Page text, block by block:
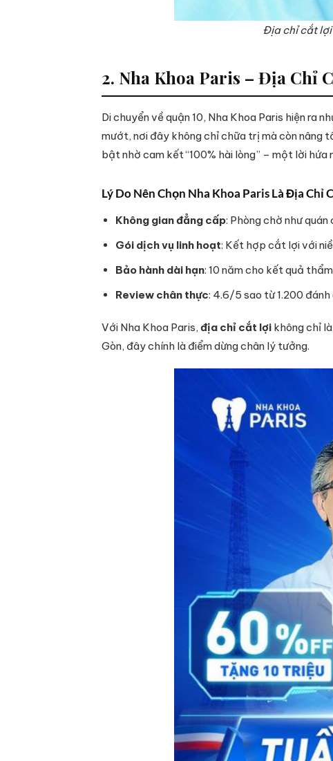
Địa chỉ cắt lợi
2. Nha Khoa Paris – Địa Chỉ
Di chuyển về quận 10, Nha Khoa Paris hiện ra
mướt, nơi đây không chỉ chữa trị mà còn nâng
bật nhờ cam kết “100% hài lòng” – một lời
Lý Do Nên Chọn Nha Khoa Paris Là Địa Chỉ
Không gian đẳng cấp: Phòng chờ như
Gói dịch vụ linh hoạt: Kết hợp cắt lợi với
Bảo hành dài hạn: 10 năm cho kết quả
Review chân thực: 4.6/5 sao từ 1.200
Với Nha Khoa Paris, địa chỉ cắt lợi không chỉ
Gòn, đây chính là điểm dừng chân lý tưởng.